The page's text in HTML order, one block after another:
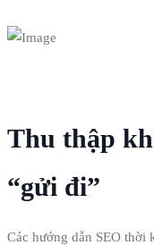
Thu thập
“gửi đi”
Các hướng dẫn SEO thời